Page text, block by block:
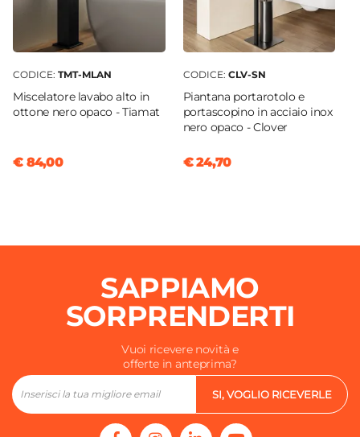
CODICE: TMT-MLAN
Miscelatore lavabo alto in
ottone nero opaco - Tiamat
€ 84,00
CODICE: CLV-SN
Piantana portarotolo e
portascopino in acciaio inox
nero opaco - Clover
€ 24,70
SAPPIAMO
SORPRENDERTI
Vuoi ricevere novità e
offerte in anteprima?
SI, VOGLIO RICEVERLE